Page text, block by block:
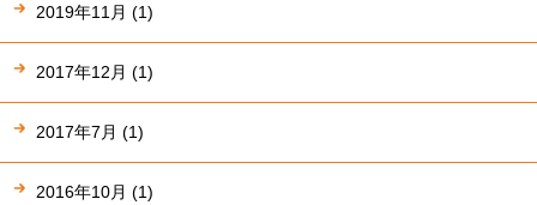
2019年11月 (1)
2017年12月 (1)
2017年7月 (1)
2016年10月 (1)